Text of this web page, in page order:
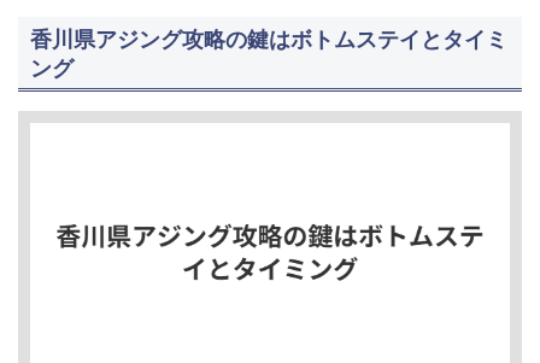
香川県アジング攻略の鍵はボトムステイとタイミ
ング